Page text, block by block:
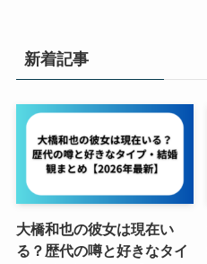
新着記事
大橋和也の彼女は現在い
る？歴代の噂と好きなタイ